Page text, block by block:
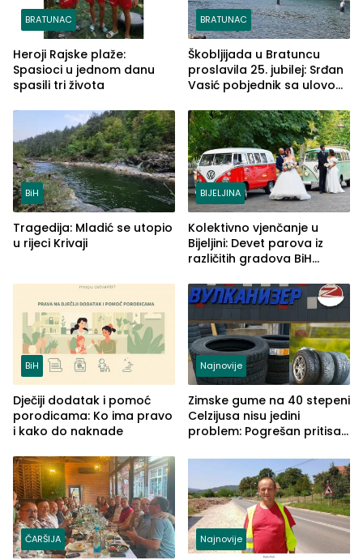
BRATUNAC
Heroji Rajske plaže:
Spasioci u jednom danu
spasili tri života
BRATUNAC
Škobljijada u Bratuncu
proslavila 25. jubilej: Srđan
Vasić pobjednik sa ulovom
BiH
Tragedija: Mladić se utopio
u rijeci Krivaji
BIJELJINA
Kolektivno vjenčanje u
Bijeljini: Devet parova iz
različitih gradova BiH
BiH
Dječiji dodatak i pomoć
porodicama: Ko ima pravo
i kako do naknade
Najnovije
Zimske gume na 40 stepeni
Celzijusa nisu jedini
problem: Pogrešan pritisak
ČARŠIJA Najnovije